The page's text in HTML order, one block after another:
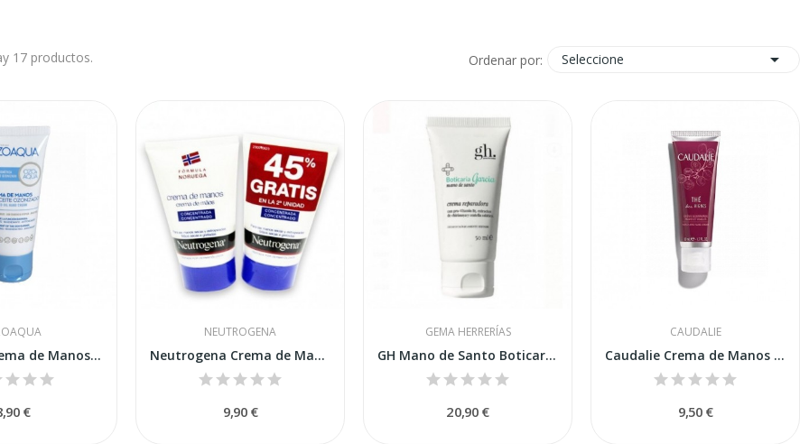
17 productos. Ordenar por: Seleccione 
Ozoaqua Crema de Manos de Aceite Ozonizado 50ml
€
NEUTROGENA
Neutrogena Crema de Manos Concentrada Duplo...
9,90 €
GEMA HERRERÍAS
GH Mano de Santo Boticaria García Crema...
20,90 €
CAUDALIE
Caudalie Crema de Manos The des Vignes 50 ml
9,50 €